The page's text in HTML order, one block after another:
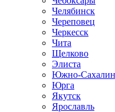
Челябинск
Череповец
Черкесск
Чита
Щелково
Элиста
Южно-
Юрга
Якутск
Ярославль